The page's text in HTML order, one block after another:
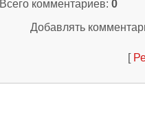
Всего комментариев: 0
Добавлять
[